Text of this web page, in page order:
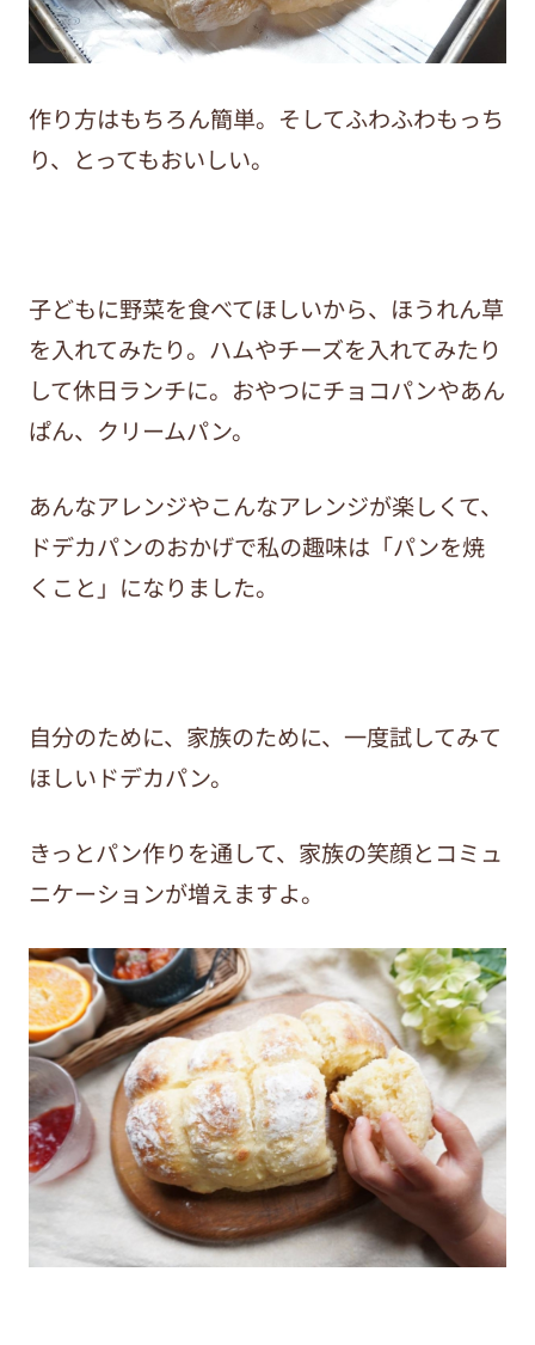
作り方はもちろん簡単。そしてふわふわもっち
り、とってもおいしい。
子どもに野菜を食べてほしいから、ほうれん草
を入れてみたり。ハムやチーズを入れてみたり
して休日ランチに。おやつにチョコパンやあん
ぱん、クリームパン。
あんなアレンジやこんなアレンジが楽しくて、
ドデカパンのおかげで私の趣味は「パンを焼
くこと」になりました。
自分のために、家族のために、一度試してみて
ほしいドデカパン。
きっとパン作りを通して、家族の笑顔とコミュ
ニケーションが増えますよ。